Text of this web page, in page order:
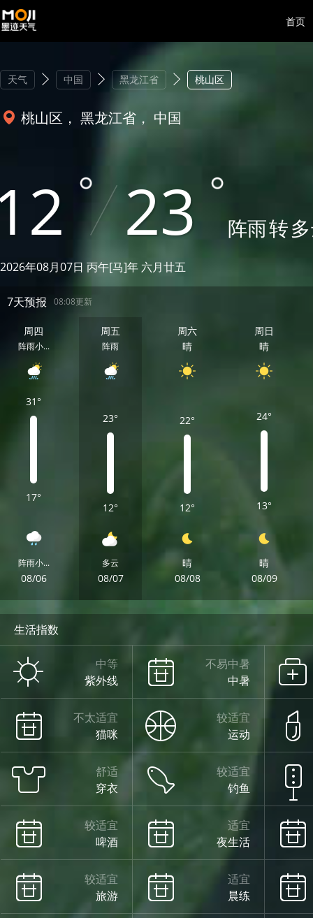
首页
天气 中国 黑龙江省 桃山区
桃山区， 黑龙江省， 中国
23 阵雨转
2026年08月07日 丙午[马]年 六月廿五
7天预报 08:08更新
周四
阵雨小...
31°
17°
阵雨小...
08/06
周五
阵雨
23°
12°
多云
08/07
周六
晴
22°
12°
晴
08/08
周日
晴
24°
13°
晴
08/09
周四
阵雨
28°
18°
多云
08/13
生活指数
中等
紫外线
不易中暑
中暑
不太适宜
猫咪
较适宜
运动
舒适
穿衣
较适宜
钓鱼
较适宜
啤酒
适宜
夜生活
较适宜
旅游
适宜
晨练